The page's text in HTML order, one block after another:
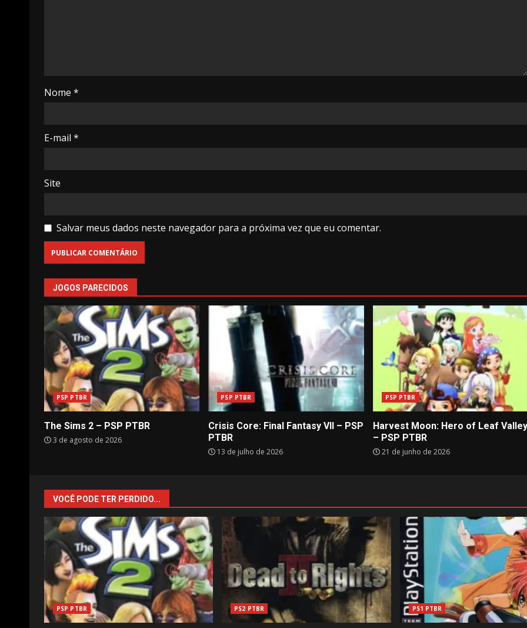
Nome *
E-mail *
Site
Salvar meus dados neste navegador para a próxima vez que eu comentar.
JOGOS PARECIDOS
PSP PTBR
The Sims 2 – PSP PTBR
3 de agosto de 2026
PSP PTBR
Crisis Core: Final Fantasy VII – PSP
PTBR
13 de julho de 2026
PSP PTBR
Harvest Moon: Hero of Leaf Valley
– PSP PTBR
21 de junho de 2026
VOCÊ PODE TER PERDIDO...
PSP PTBR PS2 PTBR PS1 PTBR